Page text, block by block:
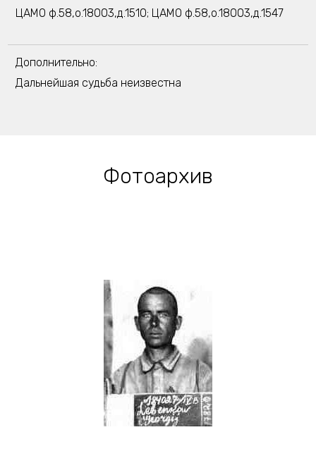
ЦАМО ф.58,о.18003,д.1510; ЦАМО ф.58,о.18003,д.1547
Дополнительно:
Дальнейшая судьба неизвестна
Фотоархив